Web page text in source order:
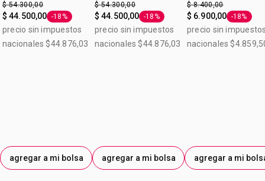
$ 54.300,00
$ 44.500,00 Etiqueta -18%
-18%
precio sin impuestos
nacionales $44.876,03
agregar a mi bolsa
$ 54.300,00
$ 44.500,00 Etiqueta -18%
-18%
precio sin impuestos
nacionales $44.876,03
agregar a mi bolsa
$ 8.400,00
$ 6.900,00 Etiqueta -
-18%
precio sin
nacionales
agregar a mi